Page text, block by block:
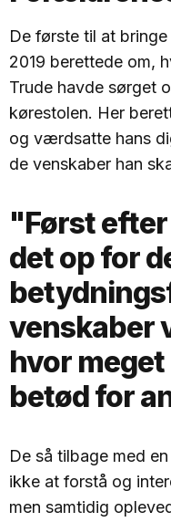
De første til at
2019 berettede om,
Trude havde sørget
kørestolen. Her
og værdsatte hans
de venskaber han
"Først
det op for
venskaber
hvor
betød for
De så tilbage med
ikke at forstå og
men samtidig